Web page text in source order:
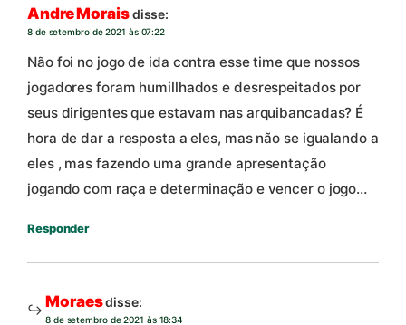
Andre Moraisdisse:
8 de setembro de 2021 às 07:22
Não foi no jogo de ida contra esse time que nossos
jogadores foram humillhados e desrespeitados por
seus dirigentes que estavam nas arquibancadas? É
hora de dar a resposta a eles, mas não se igualando a
eles , mas fazendo uma grande apresentação
jogando com raça e determinação e vencer o jogo…
Responder
Moraesdisse:
8 de setembro de 2021 às 18:34